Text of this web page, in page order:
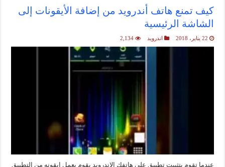
كيف تمنع هاتف أندرويد من إضافة الأيقونات إلى
الشاشة الرئيسية
22 يناير، 2018 اندرويد 2,134
عندما تقوم بتثبيت تطبيق على هاتفك الاندرويد يقوم بعمل ايقونه من التطبيق